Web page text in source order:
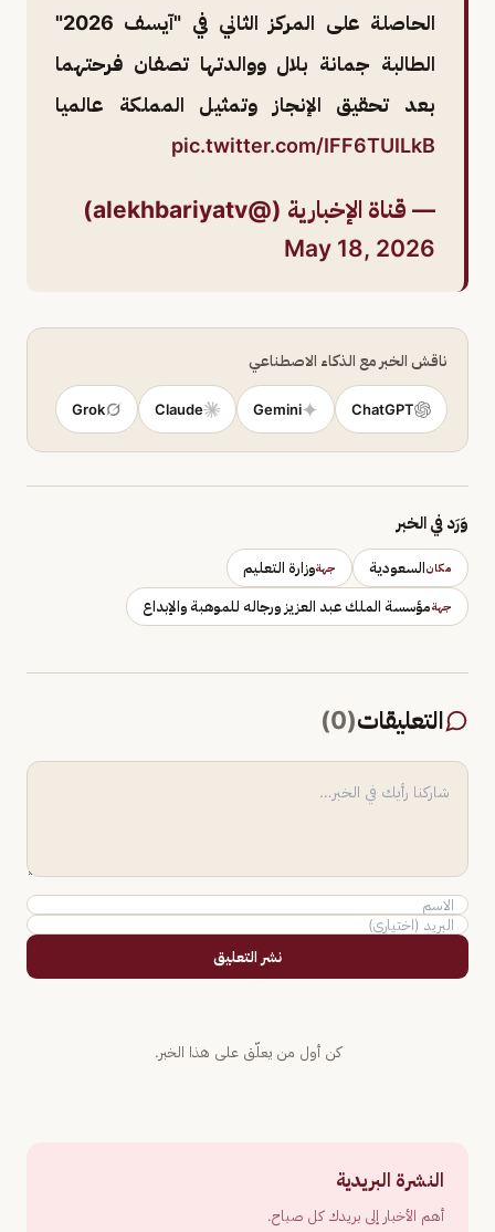
الحاصلة على المركز الثاني في "آيسف 2026"
الطالبة جمانة بلال ووالدتها تصفان فرحتهما
بعد تحقيق الإنجاز وتمثيل المملكة عالميا
pic.twitter.com/IFF6TUILkB
— قناة الإخبارية (@alekhbariyatv)
May 18, 2026
ناقش الخبر مع الذكاء الاصطناعي
ChatGPT
Gemini
Claude
Grok
وَرَد في الخبر
مكانالسعودية جهةوزارة التعليم
جهةمؤسسة الملك عبد العزيز ورجاله للموهبة والإبداع
التعليقات(
0
)
نشر التعليق
كن أول من يعلّق على هذا الخبر.
النشرة البريدية
أهم الأخبار إلى بريدك كل صباح.